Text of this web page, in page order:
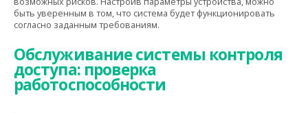
быть уверенным в том, что система будет функционировать
согласно заданным требованиям.
Обслуживание системы контроля
доступа: проверка
работоспособности